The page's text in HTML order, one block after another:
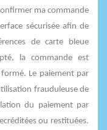
ma commande
sécurisée afin de
de carte bleue
la commande est
Le paiement par
frauduleuse de
du paiement par
ou restituées.